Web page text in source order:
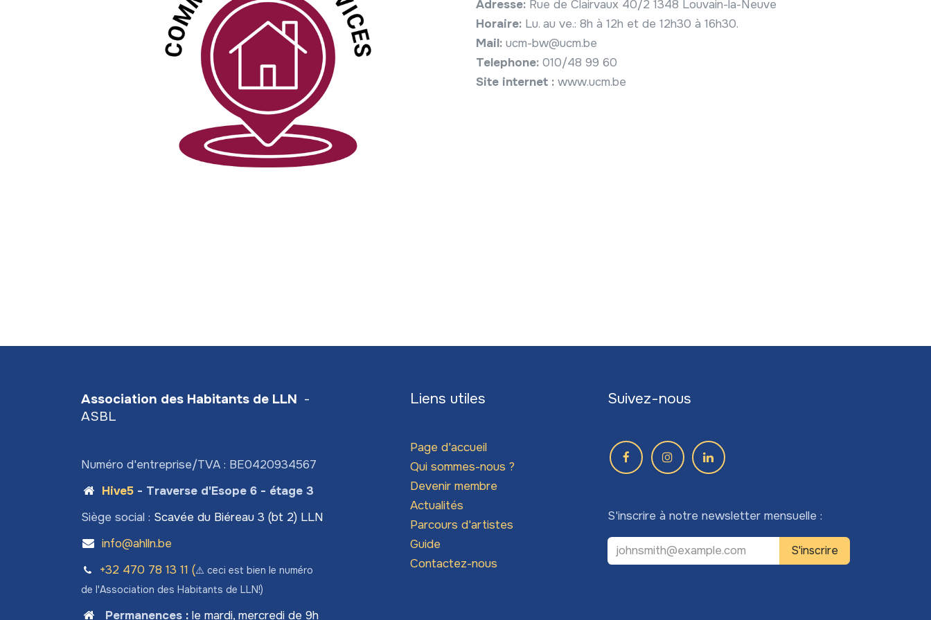
Adresse: Rue de Clairvaux 40/2 1348 Louvain-la-Neuve
Horaire: Lu. au ve.: 8h à 12h et de 12h30 à 16h30.
Mail: ucm-bw@ucm.be
Telephone: 010/48 99 60
Site internet : www.ucm.be
Association des Habitants de LLN -
ASBL
Numéro d'entreprise/TVA : BE0420934567
Hive5- Traverse d'Esope 6 - étage 3
Siège social : Scavée du Biéreau 3 (bt 2) LLN
info@ahlln.be
+32 470 78​ 13 11 (⚠️ ceci est bien le numéro
de l'Association des Habitants de LLN!)
Permanences: le mardi, mercredi de 9h
Liens utiles
Page d'accueil
Qui sommes-nous ?
Devenir membre
Actualités
Parcours d'artistes
Guide
Contactez-nous
Suivez-nous
S'inscrire à notre newsletter mensuelle :
S'inscrire